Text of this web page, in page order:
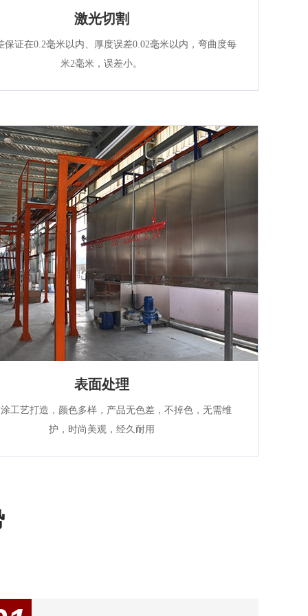
激光切割
保证在0.2毫米以内、厚度误差0.02毫米以内，弯曲度每
米2毫米，误差小。
表面处理
工艺打造，颜色多样，产品无色差，不掉色，无需维
护，时尚美观，经久耐用